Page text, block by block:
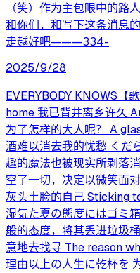
（笑）作为主包眼中的路
和你们，和写下这条消息
走越好吧———334-
2025/9/28
EVERYBODY KNOWS【
home 我已背井离乡许久
为了怎样的大人呢？ A
酒难以消去我的忧愁 くだ
趣的魔法也被现实所剥落
空了一切，决定以微笑面
灰头土脸的自己 Sticking
湿気た夏の態度にはゴミ
般的态度，将其丢进垃圾
意地去找寻 The reason
理由以上の人生に乾杯を